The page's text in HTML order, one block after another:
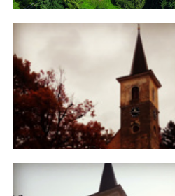
Vrchotovy_Janovice_CBS_2021_5